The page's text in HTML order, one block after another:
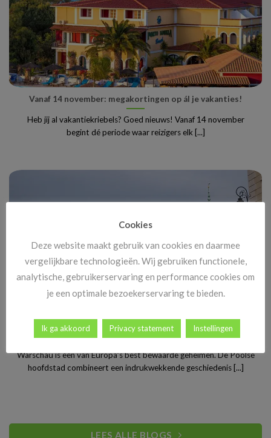
Vanaf 14 november: megakortingen op ál je vakanties!
Heb jij al vakantiekriebels? Goed nieuws! Vanaf 14 november
begint dé periode waar reizigers elk [...]
Stedentrip Warschau: ontdek de verrassende charme van
Polen’s bruisende hoofdstad
Warschau is een van Europa’s best bewaarde geheimen. De Poolse
hoofdstad combineert een indrukwekkende geschiedenis [...]
LEES ALLE BLOGS
Cookies
Deze website maakt gebruik van cookies en daarmee
vergelijkbare technologieën. Wij gebruiken functionele,
analytische, gebruikerservaring en performance cookies om
je een optimale bezoekerservaring te bieden.
Ik ga akkoord Privacy statement Instellingen